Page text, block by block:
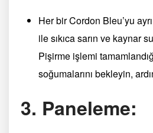
Her bir Cordon Bleu’yu
ile sıkıca sarın ve kaynar
Pişirme işlemi
soğumalarını bekleyin,
3. Paneleme: